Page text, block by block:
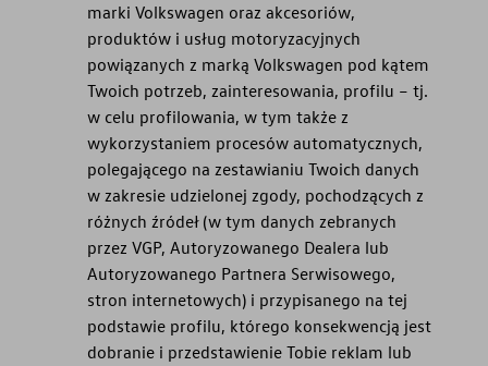
marki Volkswagen oraz akcesoriów,
produktów i usług motoryzacyjnych
powiązanych z marką Volkswagen pod kątem
Twoich potrzeb, zainteresowania, profilu – tj.
w celu profilowania, w tym także z
wykorzystaniem procesów automatycznych,
polegającego na zestawianiu Twoich danych
w zakresie udzielonej zgody, pochodzących z
różnych źródeł (w tym danych zebranych
przez VGP, Autoryzowanego Dealera lub
Autoryzowanego Partnera Serwisowego,
stron internetowych) i przypisanego na tej
podstawie profilu, którego konsekwencją jest
dobranie i przedstawienie Tobie reklam lub